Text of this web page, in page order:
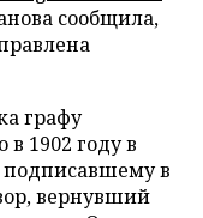
сообщила,
графу
1902 году в
подписавшему в
вернувший